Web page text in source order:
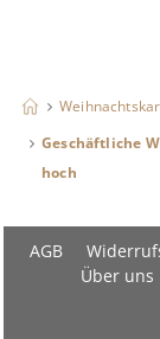
Geschäftliche
hoch
AGB
Über uns